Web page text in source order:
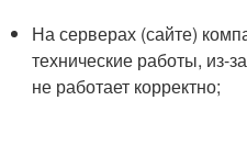
На серверах (сайте)
технические работы, из-
не работает корректно;